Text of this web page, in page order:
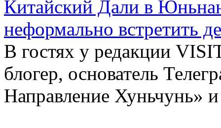
Китайский Дали в
неформально встретить
В гостях у редакции
блогер, основатель
Направление Хуньчунь»